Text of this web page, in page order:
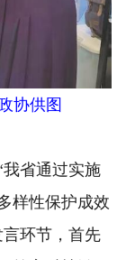
协供图
省通过实施
样性保护成效
环节，首先